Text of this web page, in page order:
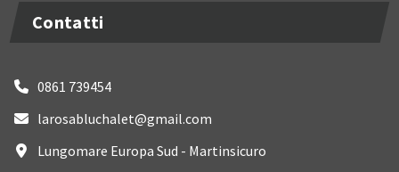
Contatti
0861 739454
larosabluchalet@gmail.com
Lungomare Europa Sud - Martinsicuro